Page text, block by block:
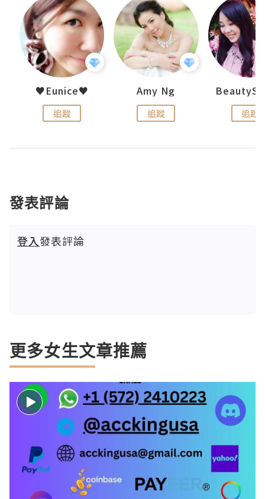
♥Eunice♥
追蹤
Amy Ng
追蹤 追蹤
發表評論
登入發表評論
更多女生文章推薦